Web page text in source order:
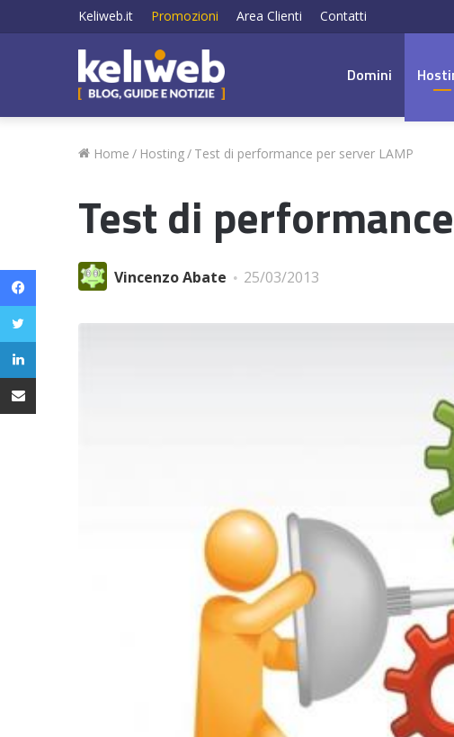
Keliweb.it Promozioni Area Clienti Contatti
Domini
Home / Hosting/ Test di performance per server LAMP
Test di
Vincenzo Abate 25/03/2013
Facebook
Twitter
LinkedIn
Condividi via email